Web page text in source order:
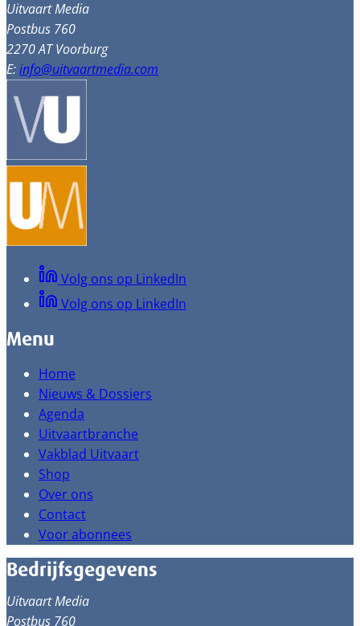
Uitvaart Media
Postbus 760
2270 AT Voorburg
E:info@uitvaartmedia.com
Volg ons op LinkedIn
Volg ons op LinkedIn
Menu
Home
Nieuws & Dossiers
Agenda
Uitvaartbranche
Vakblad Uitvaart
Shop
Over ons
Contact
Voor abonnees
Bedrijfsgegevens
Uitvaart Media
Postbus 760